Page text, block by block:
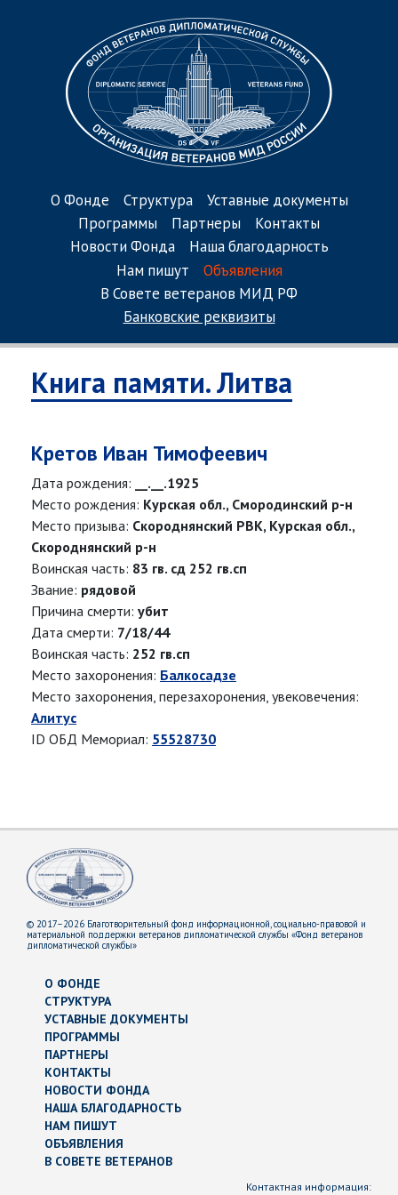
О Фонде Структура
Уставные документы
Программы
Партнеры
Контакты
Новости Фонда
Наша благодарность
Нам пишут
Объявления
В Совете ветеранов МИД РФ
Банковские реквизиты
Книга памяти. Литва
Кретов Иван Тимофеевич
Дата рождения:
__.__.1925
Место рождения: Курская обл., Смородинский р-н
Место призыва: Скороднянский РВК, Курская обл.,
Скороднянский р-н
Воинская часть: 83 гв. сд 252 гв.сп
Звание: рядовой
Причина смерти: убит
Дата смерти: 7/18/44
Воинская часть: 252 гв.сп
Место захоронения: Балкосадзе
Место захоронения, перезахоронения, увековечения:
Алитус
ID ОБД Мемориал: 55528730
© 2017–2026 Благотворительный фонд информационной, социально-правовой и
материальной поддержки ветеранов дипломатической службы «Фонд ветеранов
дипломатической службы»
О ФОНДЕ
СТРУКТУРА
УСТАВНЫЕ ДОКУМЕНТЫ
ПРОГРАММЫ
ПАРТНЕРЫ
КОНТАКТЫ
НОВОСТИ ФОНДА
НАША БЛАГОДАРНОСТЬ
НАМ ПИШУТ
ОБЪЯВЛЕНИЯ
В СОВЕТЕ ВЕТЕРАНОВ
Контактная информация: